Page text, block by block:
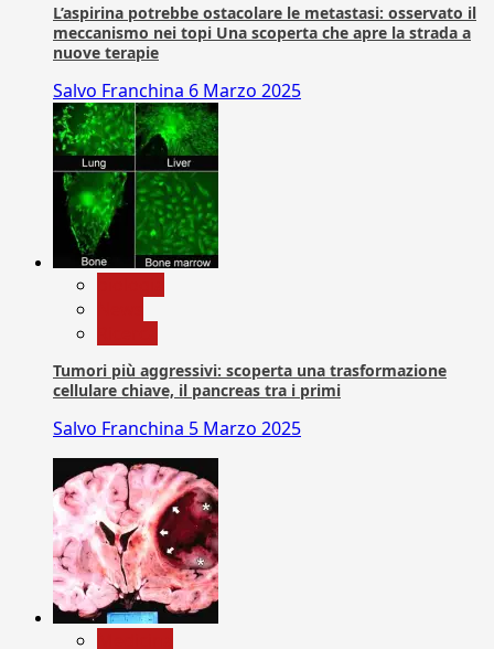
L’aspirina potrebbe ostacolare le metastasi: osservato il
meccanismo nei topi Una scoperta che apre la strada a
nuove terapie
Salvo Franchina 6 Marzo 2025
Tumori più aggressivi: scoperta una trasformazione
cellulare chiave, il pancreas tra i primi
Salvo Franchina 5 Marzo 2025